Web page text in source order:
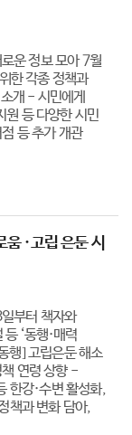
운 정보 모아 7월
한 각종 정책과
개 - 시민에게
원 등 다양한 시민
등 추가 개관
·고립 은둔 시
부터 책자와
‘동행·매력
행] 고립은둔 해소
연령 상향 -
한강·수변 활성화,
책과 변화 담아,